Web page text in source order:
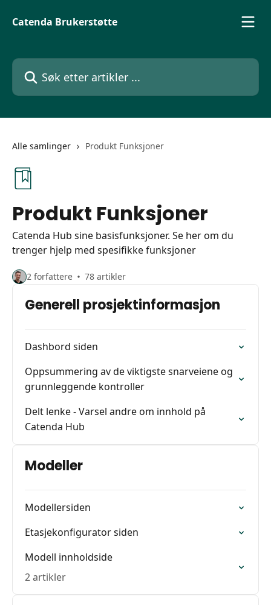
Catenda Brukerstøtte
Søk etter artikler ...
Alle samlinger Produkt Funksjoner
Produkt Funksjoner
Catenda Hub sine basisfunksjoner. Se her om du
trenger hjelp med spesifikke funksjoner
2 forfattere 78 artikler
Generell prosjektinformasjon
Dashbord siden
Oppsummering av de viktigste snarveiene og
grunnleggende kontroller
Delt lenke - Varsel andre om innhold på
Catenda Hub
Modeller
Modellersiden
Etasjekonfigurator siden
Modell innholdside
2 artikler